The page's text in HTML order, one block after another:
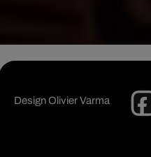
DesignOlivier Varma